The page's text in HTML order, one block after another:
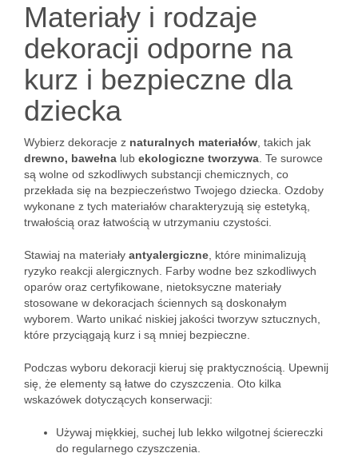
Materiały i rodzaje
dekoracji odporne na
kurz i bezpieczne dla
dziecka
Wybierz dekoracje z naturalnych materiałów , takich jak
drewno, bawełna lub ekologiczne tworzywa . Te surowce
są wolne od szkodliwych substancji chemicznych, co
przekłada się na bezpieczeństwo Twojego dziecka. Ozdoby
wykonane z tych materiałów charakteryzują się estetyką,
trwałością oraz łatwością w utrzymaniu czystości.
Stawiaj na materiały antyalergiczne , które minimalizują
ryzyko reakcji alergicznych. Farby wodne bez szkodliwych
oparów oraz certyfikowane, nietoksyczne materiały
stosowane w dekoracjach ściennych są doskonałym
wyborem. Warto unikać niskiej jakości tworzyw sztucznych,
które przyciągają kurz i są mniej bezpieczne.
Podczas wyboru dekoracji kieruj się praktycznością. Upewnij
się, że elementy są łatwe do czyszczenia. Oto kilka
wskazówek dotyczących konserwacji:
Używaj miękkiej, suchej lub lekko wilgotnej ściereczki
do regularnego czyszczenia.